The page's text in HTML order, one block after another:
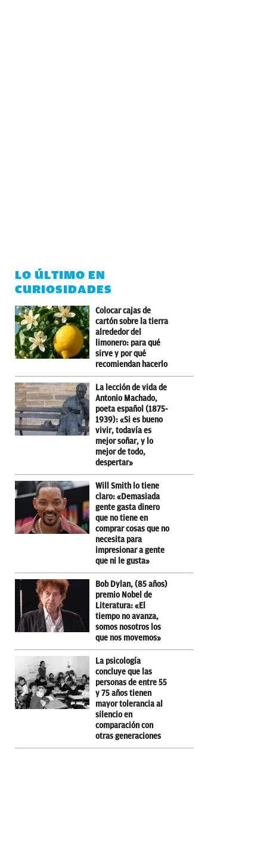
LO ÚLTIMO EN
CURIOSIDADES
Colocar cajas de
cartón sobre la tierra
alrededor del
limonero: para qué
sirve y por qué
recomiendan hacerlo
La lección de vida de
Antonio Machado,
poeta español (1875-
1939): «Si es bueno
vivir, todavía es
mejor soñar, y lo
mejor de todo,
despertar»
Will Smith lo tiene
claro: «Demasiada
gente gasta dinero
que no tiene en
comprar cosas que no
necesita para
impresionar a gente
que ni le gusta»
Bob Dylan, (85 años)
premio Nobel de
Literatura: «El
tiempo no avanza,
somos nosotros los
que nos movemos»
La psicología
concluye que las
personas de entre 55
y 75 años tienen
mayor tolerancia al
silencio en
comparación con
otras generaciones